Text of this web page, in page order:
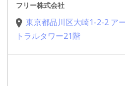
フリー株式会社
東京都品川区大崎1-2-2 ア
トラルタワー21階